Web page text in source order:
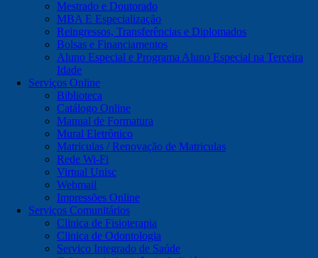
Mestrado e Doutorado
MBA E Especialização
Reingressos, Transferências e Diplomados
Bolsas e Financiamentos
Aluno Especial e Programa Aluno Especial na Terceira
Idade
Serviços Online
Biblioteca
Catálogo Online
Manual de Formatura
Mural Eletrônico
Matriculas / Renovação de Matriculas
Rede Wi-Fi
Virtual Unisc
Webmail
Impressões Online
Serviços Comunitários
Clinica de Fisioterapia
Clinica de Odontologia
Serviço Integrado de Saúde